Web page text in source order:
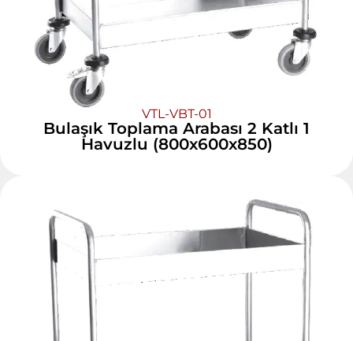
VTL-VBT-01
Bulaşık Toplama Arabası 2 Katlı 1
Havuzlu (800x600x850)